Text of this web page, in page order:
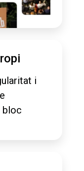
i
bloc